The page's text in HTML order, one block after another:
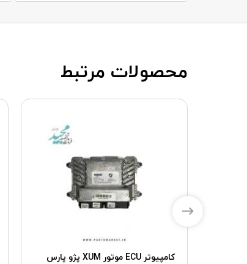
محصولات مرتبط
کامپیوتر ECU موتور XUM پژو پارس